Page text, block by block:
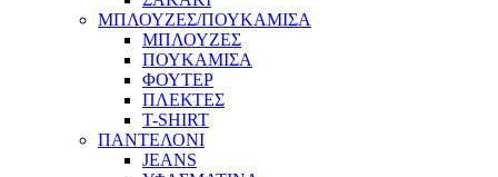
ΜΠΛΟΥΖΕΣ/ΠΟΥΚΑΜΙΣΑ
ΜΠΛΟΥΖΕΣ
ΠΟΥΚΑΜΙΣΑ
ΦΟΥΤΕΡ
ΠΛΕΚΤΕΣ
T-SHIRT
ΠΑΝΤΕΛΟΝΙ
JEANS